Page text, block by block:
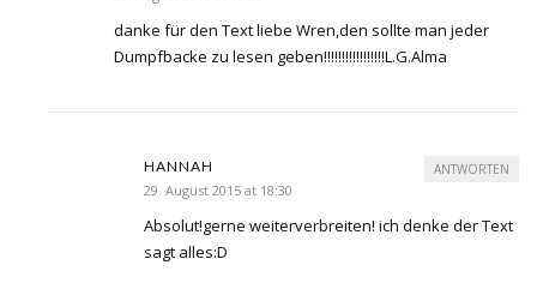
danke für den Text liebe Wren,den sollte man jeder
Dumpfbacke zu lesen geben!!!!!!!!!!!!!!!!!L.G.Alma
HANNAH
29. August 2015 at 18:30
Absolut!gerne weiterverbreiten! ich denke der Text
sagt alles:D
ANTWORTEN